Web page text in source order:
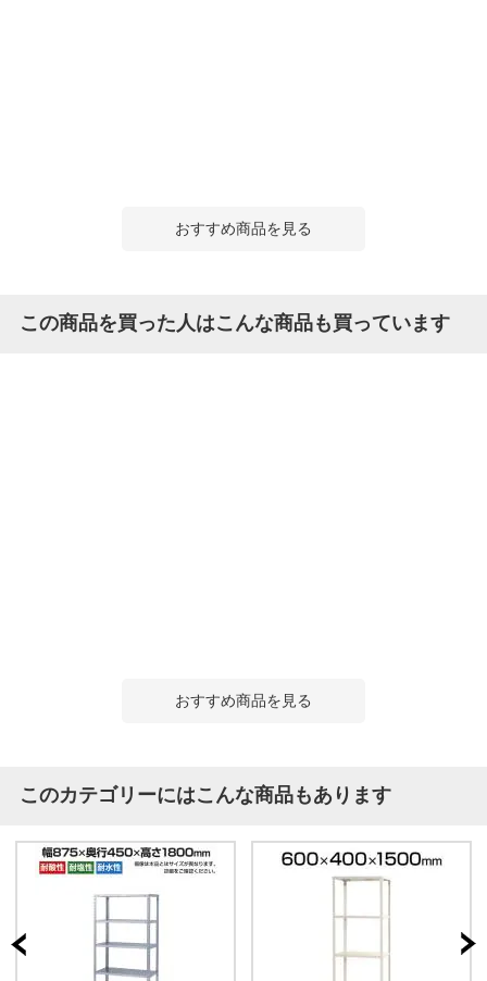
おすすめ商品を見る
この商品を買った人はこんな商品も買っています
おすすめ商品を見る
このカテゴリーにはこんな商品もあります